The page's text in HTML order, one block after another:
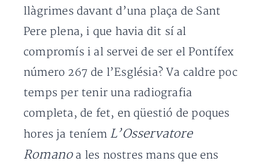
llàgrimes davant d’una plaça de Sant
Pere plena, i que havia dit sí al
compromís i al servei de ser el Pontífex
número 267 de l’Església? Va caldre poc
temps per tenir una radiografia
completa, de fet, en qüestió de poques
hores ja teníem L’Osservatore
Romano a les nostres mans que ens